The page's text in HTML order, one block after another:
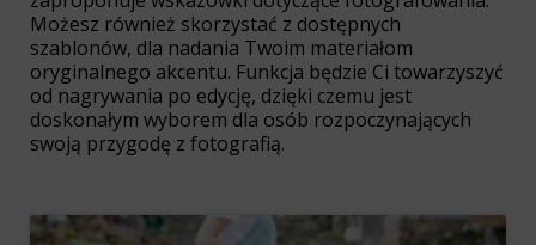
Możesz również skorzystać z dostępnych
szablonów, dla nadania Twoim materiałom
oryginalnego akcentu. Funkcja będzie Ci towarzyszyć
od nagrywania po edycję, dzięki czemu jest
doskonałym wyborem dla osób rozpoczynających
swoją przygodę z fotografią.